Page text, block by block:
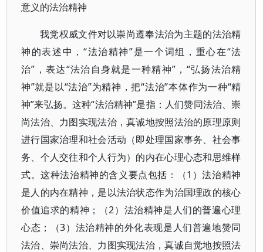
意义的法治精神
我党权威文件对以崇尚遵奉法治为主题的法治精
神的表述中，“法治精神”是一个词组，重心在“法
治”，表达“法治自身就是一种精神”，“弘扬法治精
神”就是以“法治”为精神，把“法治”本体作为一种“精
神”来弘扬。这种“法治精神”是指：人们赞同法治、崇
尚法治、力图实现法治，真诚地按照法治的原理原则
进行国家治理和社会活动（即处理国家事务、社会事
务、个人交往和个人行为）的内在心理心态和思维样
式。这种法治精神的含义要点包括：（1）法治精神
是人的内在精神，是以法治状态作为治国理政的核心
价值追求的精神；（2）法治精神是人们的普遍心理
心态；（3）法治精神的外化表现是人们普遍地赞同
法治、崇尚法治、力图实现法治，真诚自觉地按照法